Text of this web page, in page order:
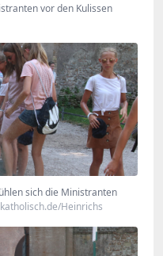
vor den Kulissen
sich die Ministranten
katholisch.de/Heinrichs